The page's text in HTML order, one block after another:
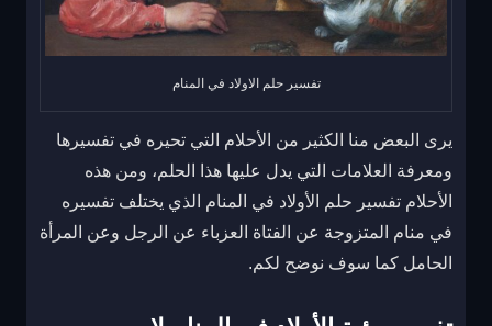
تفسير حلم الاولاد في المنام
يرى البعض منا الكثير من الأحلام التي تحيره في تفسيرها
ومعرفة العلامات التي يدل عليها هذا الحلم، ومن هذه
الأحلام تفسير حلم الأولاد في المنام الذي يختلف تفسيره
في منام المتزوجة عن الفتاة العزباء عن الرجل وعن المرأة
الحامل كما سوف نوضح لكم.